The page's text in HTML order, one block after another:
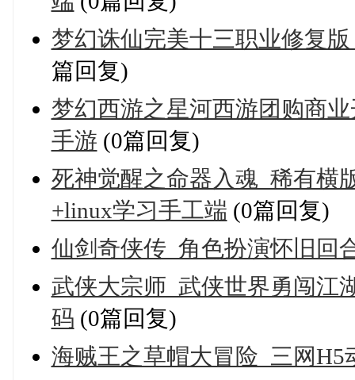
梦幻诛仙完美十三职业修复
篇回复)
梦幻西游之星河西游团购商
手游 (0篇回复)
死神觉醒之命器入魂_稀有横
+linux学习手工端 (0篇回复)
仙剑奇侠传_角色扮演怀旧回
武侠大宗师_武侠世界勇闯江
码 (0篇回复)
海贼王之草帽大冒险_三网